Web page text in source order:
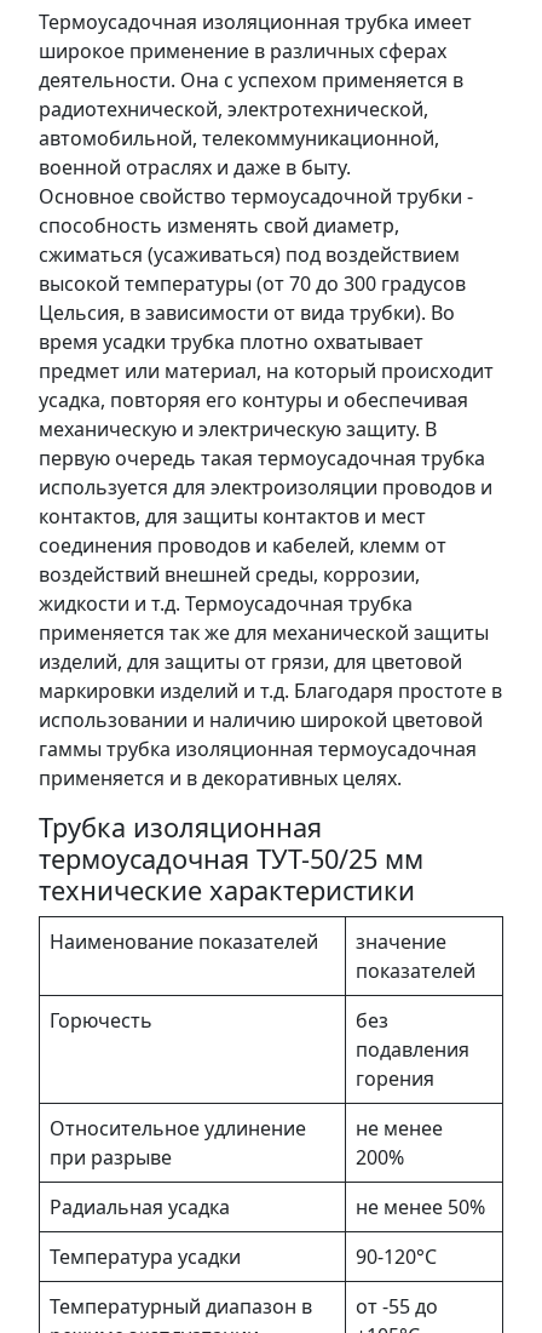
Термоусадочная изоляционная трубка имеет
широкое применение в различных сферах
деятельности. Она с успехом применяется в
радиотехнической, электротехнической,
автомобильной, телекоммуникационной,
военной отраслях и даже в быту.
Основное свойство термоусадочной трубки -
способность изменять свой диаметр,
сжиматься (усаживаться) под воздействием
высокой температуры (от 70 до 300 градусов
Цельсия, в зависимости от вида трубки). Во
время усадки трубка плотно охватывает
предмет или материал, на который происходит
усадка, повторяя его контуры и обеспечивая
механическую и электрическую защиту. В
первую очередь такая термоусадочная трубка
используется для электроизоляции проводов и
контактов, для защиты контактов и мест
соединения проводов и кабелей, клемм от
воздействий внешней среды, коррозии,
жидкости и т.д. Термоусадочная трубка
применяется так же для механической защиты
изделий, для защиты от грязи, для цветовой
маркировки изделий и т.д. Благодаря простоте в
использовании и наличию широкой цветовой
гаммы трубка изоляционная термоусадочная
применяется и в декоративных целях.
Трубка изоляционная
термоусадочная ТУТ-50/25 мм
технические характеристики
Наименование показателей
значение
показателей
Горючесть
без
подавления
горения
Относительное удлинение
при разрыве
не менее
200%
Радиальная усадка
не менее 50%
Температура усадки
90-120°С
Температурный диапазон в
от -55 до